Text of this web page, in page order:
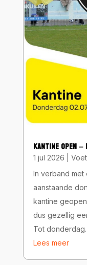
KANTINE OPEN
1 jul 2026
In verband met
aanstaande
kantine
dus gezellig
Tot donderdag.
Lees meer